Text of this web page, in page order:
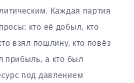
Каждая партия
кто её добыл, кто
взял пошлину, кто повёз
прибыль, а кто был
под давлением